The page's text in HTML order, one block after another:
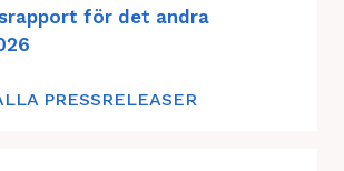
för det andra
PRESSRELEASER